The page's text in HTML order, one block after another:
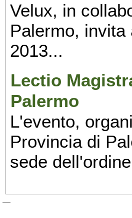
Velux, in
Palermo,
2013...
Lectio
Palermo
L'evento,
Provincia di
sede